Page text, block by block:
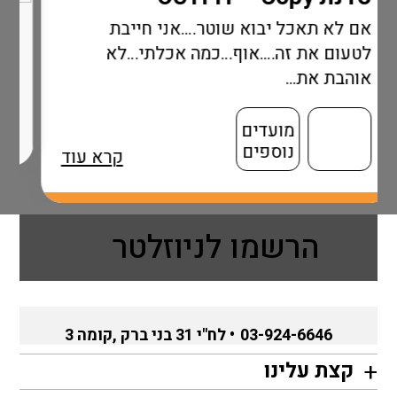
שוטר….אני חייבת
אכלתי…לא
קרא עוד
הרשמו לניוזלטר
03-924-6646 • לח"י 31 בני ברק ,קומה 3
קצת עלינו